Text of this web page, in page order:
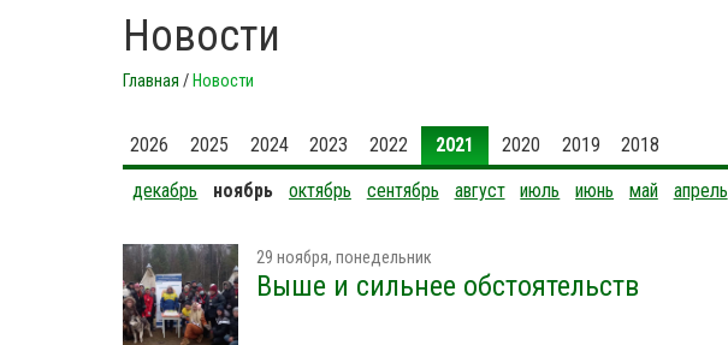
Новости
Главная / Новости
2026 2025 2024 2023 2022 2021 2020 2019
2018
декабрь
ноябрь октябрь сентябрь август июль июнь май апрель
29 ноября, понедельник
Выше и сильнее обстоятельств